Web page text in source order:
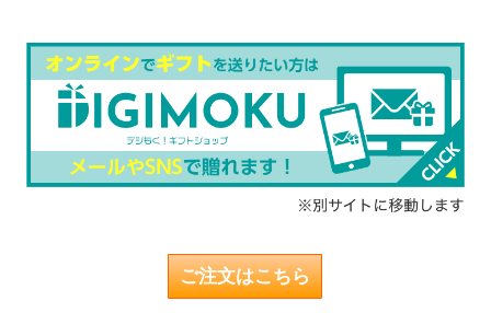
ご注文はこちら